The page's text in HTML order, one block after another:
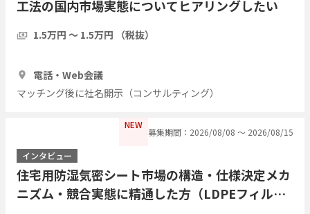
工法の国内市場実態についてヒアリングしたい
1.5万円 〜 1.5万円 （税抜）
電話・Web会議
マッチング後に社名開示（コンサルティング）
NEW
募集期間：2026/08/08 〜 2026/08/15
インタビュー
住宅用防湿気密シート市場の構造・仕様決定メカ
ニズム・競合実態に精通した方（LDPEフィル